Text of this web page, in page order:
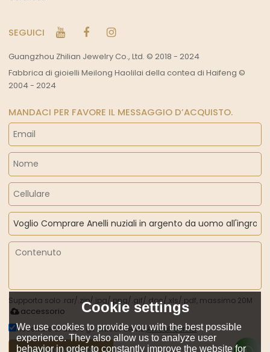
SEGUICI
Guangzhou Zhilian Jewelry Co., Ltd. © 2018 - 2024
Fabbrica di gioielli Meilong Haolilai della contea di Haifeng ©
2004 - 2024
MANDACI PER FAVORE IL MESSAGGIO D’ACQUISTO.
Supporta solo .rar/.zip/.jpg/.png/.gif/.doc/.xls/.pdf, massimo 20M
accessorio
Accettare di usare gli articoli servizi,Articoli Servizi
Mandare Messaggi
Cookie settings
We use cookies to provide you with the best possible
experience. They also allow us to analyze user
behavior in order to constantly improve the website for